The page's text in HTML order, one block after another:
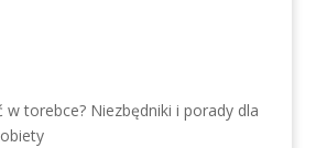
w torebce? Niezbędniki i porady dla